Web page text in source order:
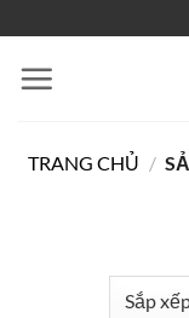
đến
nội
TRANG CHỦ /